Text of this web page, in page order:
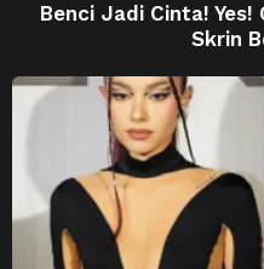
Benci Jadi Cinta!
Skrin